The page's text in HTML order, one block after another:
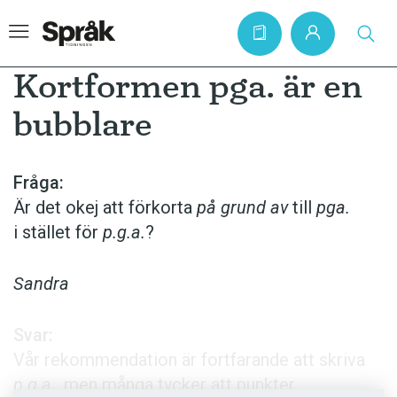
Artiklar
Krönikor
Språkfrågor
Skrivtips
Kortformen pga. är en
bubblare
Fråga:
Är det okej att förkorta på grund avtill pga.
i stället för p.g.a.?
Sandra
p.g.a.
, men många tycker att punkter